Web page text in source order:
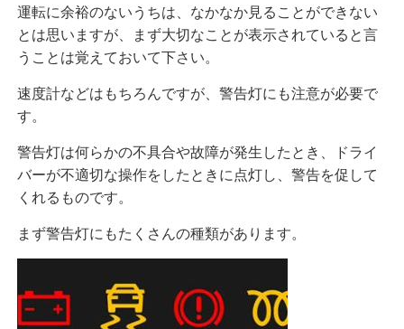
運転に余裕のないうちは、なかなか見ることができない
とは思いますが、まず大切なことが表示されていると言
うことは覚えておいて下さい。
速度計などはもちろんですが、警告灯にも注意が必要で
す。
警告灯は何らかの不具合や故障が発生したとき、ドライ
バーが不適切な操作をしたときに点灯し、警告を促して
くれるものです。
まず警告灯にもたくさんの種類があります。